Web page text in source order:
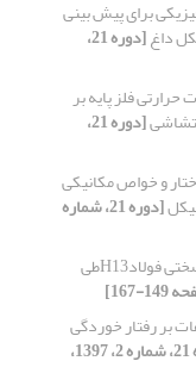
برای پیش بینی
داغ [دوره 21،
حرارتی فلز پایه بر
[دوره 21،
و خواص مکانیکی
[دوره 21، شماره
بررسی تغییر خواص استحکامی و سختی فولادH13طی
بر رفتار خوردگی
[دوره 21، شماره 2، 1397،